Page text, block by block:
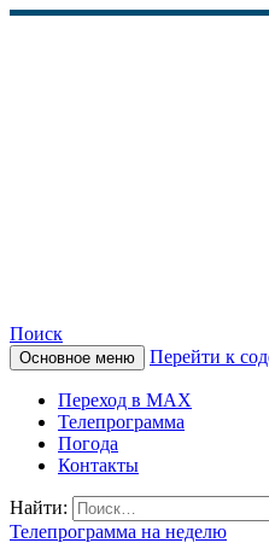
АГЕНТСТВО
«ВЕСТИ»)
Поиск
Основное меню Перейти к
Переход в MAX
Телепрограмма
Погода
Контакты
Найти:
Телепрограмма на неделю